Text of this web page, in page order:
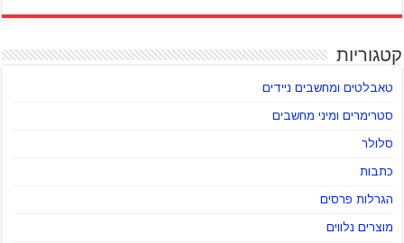
קטגוריות
טאבלטים ומחשבים ניידים
סטרימרים ומיני מחשבים
סלולר
כתבות
הגרלות פרסים
מוצרים נלווים